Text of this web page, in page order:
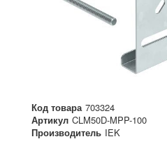
Код товара 703324
Артикул CLM50D-MPP-100
Производитель IEK